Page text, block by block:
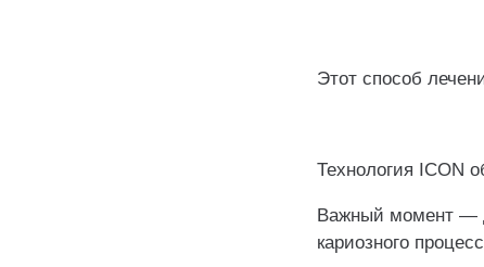
Этот способ
Технология ICON
Важный момент —
кариозного